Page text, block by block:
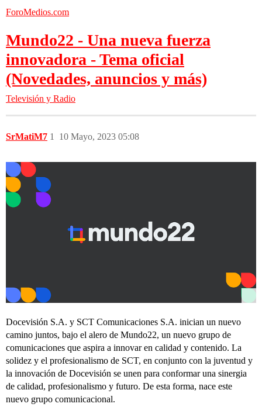
ForoMedios.com
Mundo22 - Una nueva fuerza
innovadora - Tema oficial
(Novedades, anuncios y más)
Televisión y Radio
SrMatiM7 10 Mayo, 2023 05:08
1
Docevisión S.A. y SCT Comunicaciones S.A. inician un nuevo
camino juntos, bajo el alero de Mundo22, un nuevo grupo de
comunicaciones que aspira a innovar en calidad y contenido. La
solidez y el profesionalismo de SCT, en conjunto con la juventud y
la innovación de Docevisión se unen para conformar una sinergia
de calidad, profesionalismo y futuro. De esta forma, nace este
nuevo grupo comunicacional.